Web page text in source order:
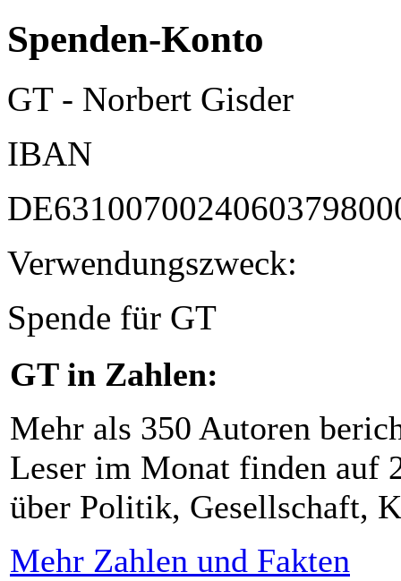
Spenden-Konto
GT - Norbert Gisder
IBAN
Verwendungszweck:
Spende für GT
GT in Zahlen:
Mehr als 350 Autoren
Leser im Monat finden auf
über Politik, Gesellschaft,
Mehr Zahlen und Fakten